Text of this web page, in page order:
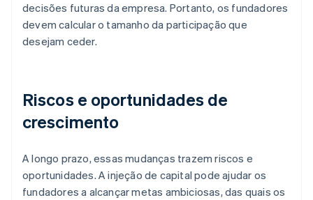
decisões futuras da empresa. Portanto, os fundadores
devem calcular o tamanho da participação que
desejam ceder.
Riscos e oportunidades de
crescimento
A longo prazo, essas mudanças trazem riscos e
oportunidades. A injeção de capital pode ajudar os
fundadores a alcançar metas ambiciosas, das quais os